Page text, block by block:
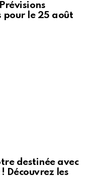
le 25 août
destinée avec
Découvrez les